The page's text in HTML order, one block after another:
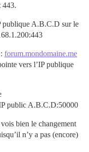
443.
publique A.B.C.D sur le
forum.mondomaine.me
vers l’IP publique
public A.B.C.D:50000
bien le changement
n’y a pas (encore)